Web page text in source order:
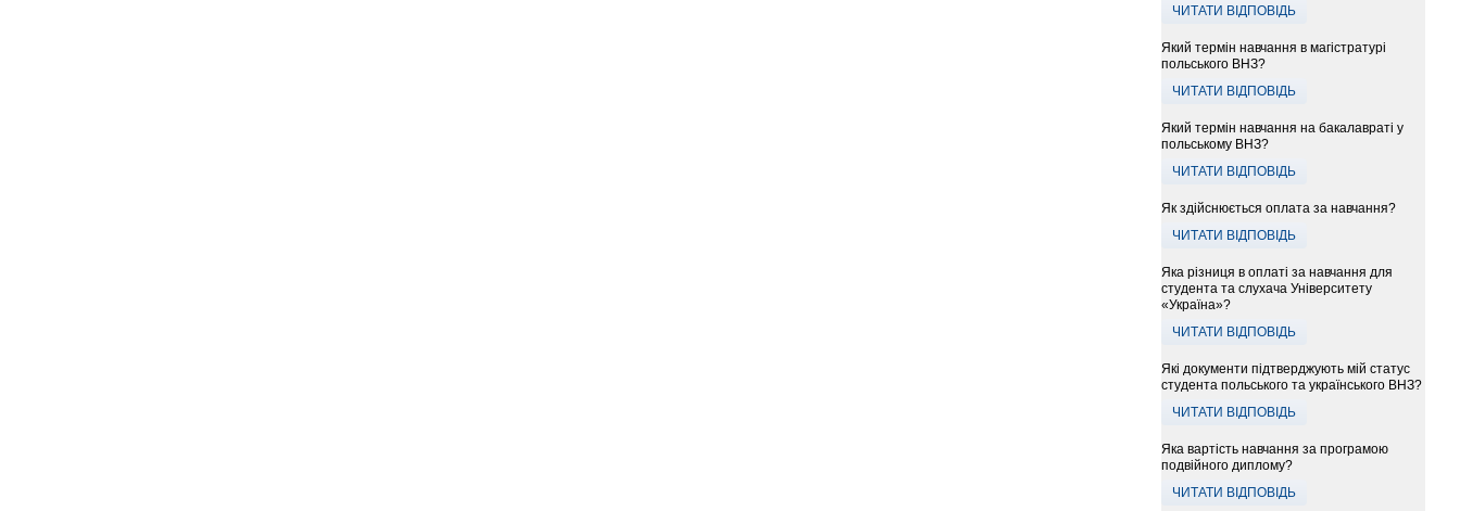
ЧИТАТИ ВІДПОВІДЬ
Який термін навчання в магістратурі
польського ВНЗ?
ЧИТАТИ ВІДПОВІДЬ
Який термін навчання на бакалавраті у
польському ВНЗ?
ЧИТАТИ ВІДПОВІДЬ
Як здійснюється оплата за навчання?
ЧИТАТИ ВІДПОВІДЬ
Яка різниця в оплаті за навчання для
студента та слухача Університету
«Україна»?
ЧИТАТИ ВІДПОВІДЬ
Які документи підтверджують мій статус
студента польського та українського ВНЗ?
ЧИТАТИ ВІДПОВІДЬ
Яка вартість навчання за програмою
подвійного диплому?
ЧИТАТИ ВІДПОВІДЬ